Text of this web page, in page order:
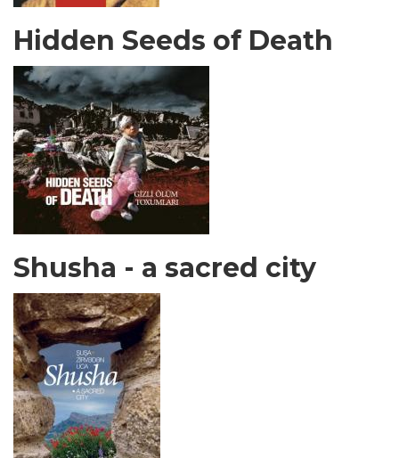
Hidden Seeds of Death
Shusha - a sacred city